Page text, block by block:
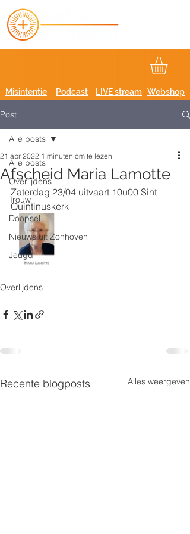
Podcast
Misintentie LIVE stream Webshop
Post
Alle posts
Overlijdens
Trouw
Doopsel
Nieuws uit Zonhoven
Jeugd
Alle posts
Afscheid Maria Lamotte
21 apr 2022 1 minuten om te lezen
Zaterdag 23/04 uitvaart 10u00 Sint
Quintinuskerk
Overlijdens
Recente blogposts Alles weergeven